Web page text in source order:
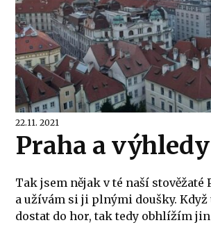
22.11. 2021
Praha a
Tak jsem nějak v té naší stověžaté
a užívám si ji plnými doušky. Když
dostat do hor, tak tedy obhlížím